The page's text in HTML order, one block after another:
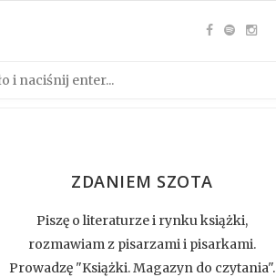
ZDANIEM SZOTA
Piszę o literaturze i rynku książki,
rozmawiam z pisarzami i pisarkami.
Prowadzę "Książki. Magazyn do czytania".